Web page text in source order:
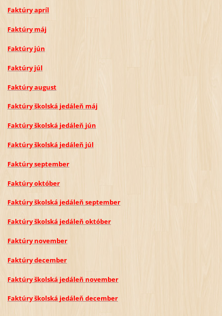
Faktúry apríl
Faktúry máj
Faktúry jún
Faktúry júl
Faktúryaugust
Faktúry školská jedáleň máj
Faktúry školská jedáleň jún
Faktúry školská jedáleň júl
Faktúryseptember
Faktúryoktóber
Faktúry školská jedáleň september
Faktúry školská jedáleň október
Faktúrynovember
Faktúrydecember
Faktúry školská jedáleň november
Faktúry školská jedáleň december